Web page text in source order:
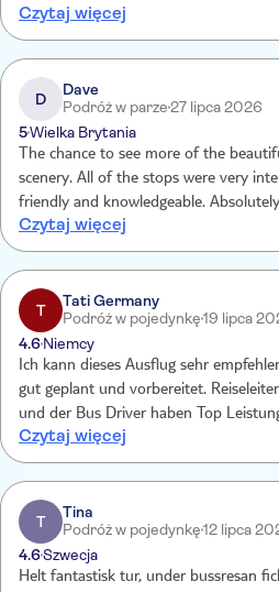
mężem i nastolatkiem17 lat , który
wycieczki ,
Czytaj więcej
D
Dave
Podróż w parze27 lipca 2026
5Wielka Brytania
The chance to see more of the
scenery. All of the stops were very interesting and the staff very
friendly and
Czytaj więcej
T
Tati Germany
Podróż w pojedynkę19 lipca
4.6Niemcy
Ich kann dieses Ausflug sehr
gut geplant und vorbereitet.
und der Bus Driver haben Top Leistung
Kosten entstehen beim Essen.
hand made Keramik kann man
Gäste werden keinesfalls aufgedrängt. Ich bin mit dem Ausflug sehr
zufrieden.
Czytaj więcej
T
Tina
Podróż w pojedynkę12 lipca
4.6Szwecja
Helt fantastisk tur, under bussresan